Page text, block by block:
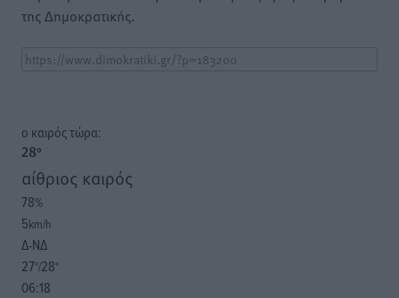
της Δημοκρατικής.
o καιρός τώρα:
28°
αίθριος καιρός
78%
5km/h
Δ-ΝΔ
27°/28°
06:18